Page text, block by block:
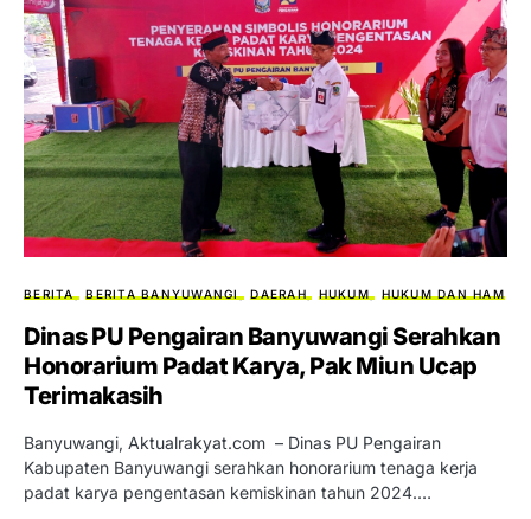
BERITA BERITA BANYUWANGI DAERAH HUKUM HUKUM DAN HAM
Dinas PU Pengairan Banyuwangi Serahkan
Honorarium Padat Karya, Pak Miun Ucap
Terimakasih
Banyuwangi, Aktualrakyat.com – Dinas PU Pengairan
Kabupaten Banyuwangi serahkan honorarium tenaga kerja
padat karya pengentasan kemiskinan tahun 2024.…